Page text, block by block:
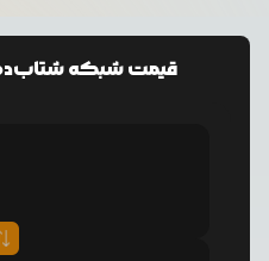
قیمتشبکه